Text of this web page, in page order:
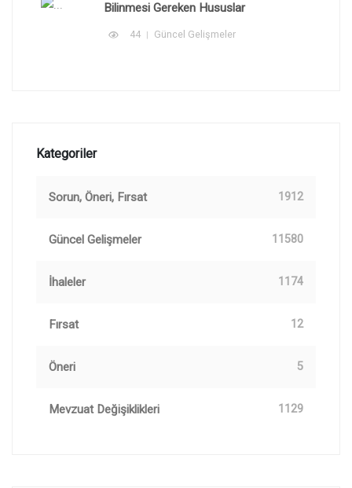
Bilinmesi Gereken Hususlar
44 Güncel Gelişmeler
Kategoriler
Sorun, Öneri, Fırsat 1912
Güncel Gelişmeler 11580
İhaleler 1174
Fırsat 12
Öneri 5
Mevzuat Değişiklikleri 1129